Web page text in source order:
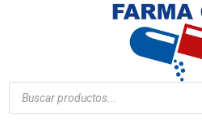
Búsqueda
de
productos